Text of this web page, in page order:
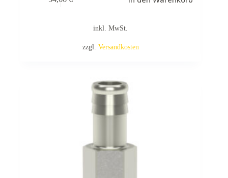
inkl. MwSt.
zzgl. Versandkosten